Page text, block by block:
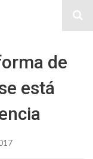
de
está